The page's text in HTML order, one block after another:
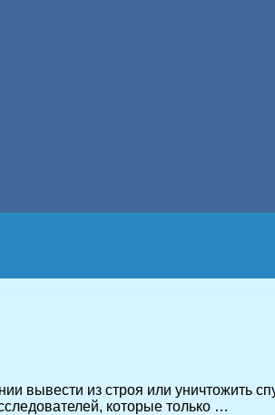
вывести из строя или уничтожить
которые только …